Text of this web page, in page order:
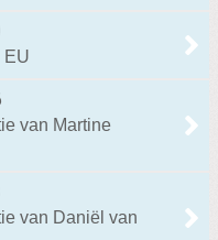
EU
van Martine
van Daniël van